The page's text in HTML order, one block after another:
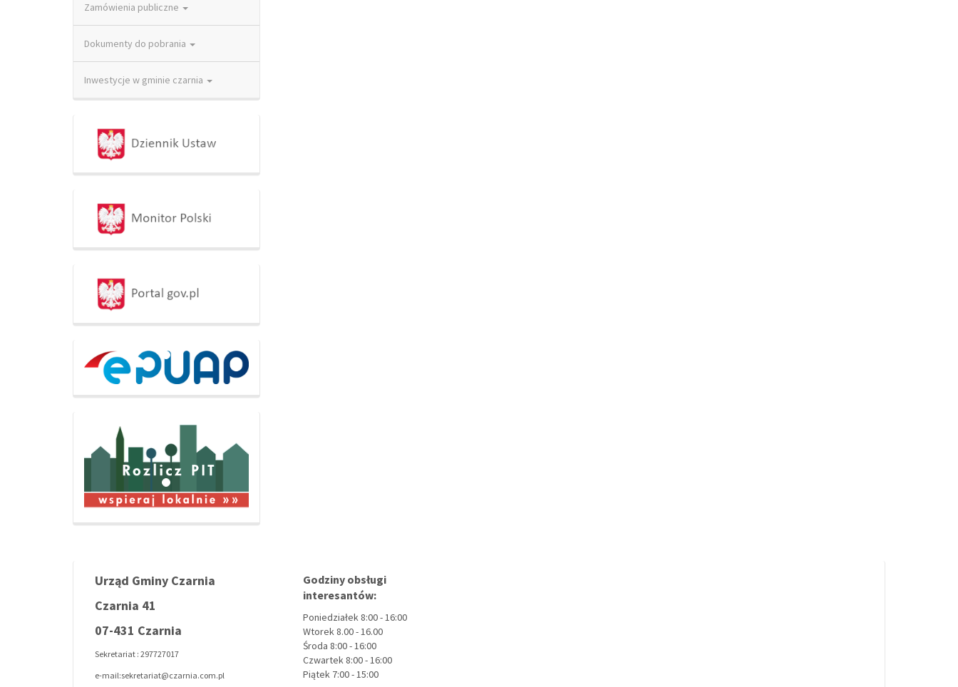
Zamówienia publiczne
Dokumenty do pobrania
Inwestycje w gminie czarnia
Urząd Gminy Czarnia
Czarnia 41
07-431 Czarnia
Sekretariat : 297727017
e-mail:sekretariat@czarnia.com.pl
Godziny obsługi
interesantów:
Poniedziałek 8:00 - 16:00
Wtorek 8.00 - 16.00
Środa 8:00 - 16:00
Czwartek 8:00 - 16:00
Piątek 7:00 - 15:00